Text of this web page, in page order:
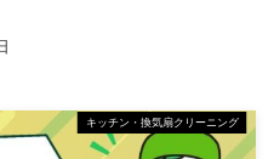
キッチン・換気扇クリーニング